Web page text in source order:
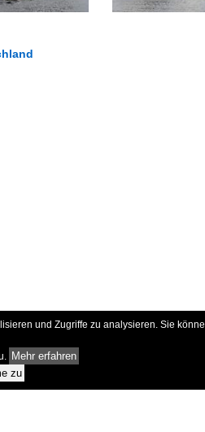
und Zugriffe zu analysieren. Sie
Mehr erfahren
zu